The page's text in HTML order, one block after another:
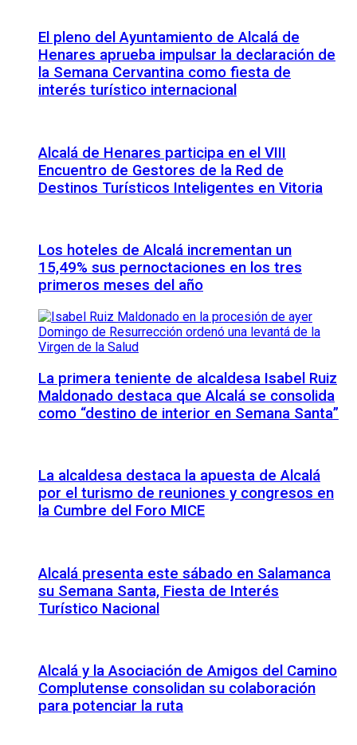
El pleno del Ayuntamiento de Alcalá de
Henares aprueba impulsar la declaración de
la Semana Cervantina como fiesta de
interés turístico internacional
Alcalá de Henares participa en el VIII
Encuentro de Gestores de la Red de
Destinos Turísticos Inteligentes en Vitoria
Los hoteles de Alcalá incrementan un
15,49% sus pernoctaciones en los tres
primeros meses del año
La primera teniente de alcaldesa Isabel Ruiz
Maldonado destaca que Alcalá se consolida
como “destino de interior en Semana Santa”
La alcaldesa destaca la apuesta de Alcalá
por el turismo de reuniones y congresos en
la Cumbre del Foro MICE
Alcalá presenta este sábado en Salamanca
su Semana Santa, Fiesta de Interés
Turístico Nacional
Alcalá y la Asociación de Amigos del Camino
Complutense consolidan su colaboración
para potenciar la ruta